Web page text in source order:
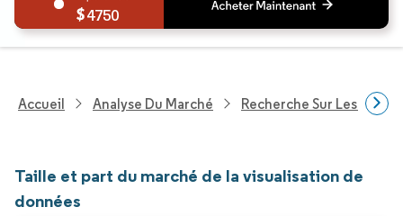
4750
Accueil Analyse Du Marché Recherche Sur Les
Taille et part du marché de la visualisation de
données